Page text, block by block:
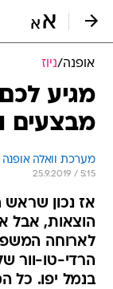
אופנה/ניוז
מגיע
מבצעים
מערכת וואלה אופנה
25.9.2019 / 5:15
אז נכון
הוצאות, אבל
הרדי-טו-וור
בנמל יפו. כל